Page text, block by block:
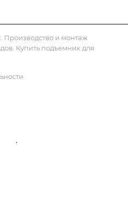
и монтаж
Купить подъемник для
.